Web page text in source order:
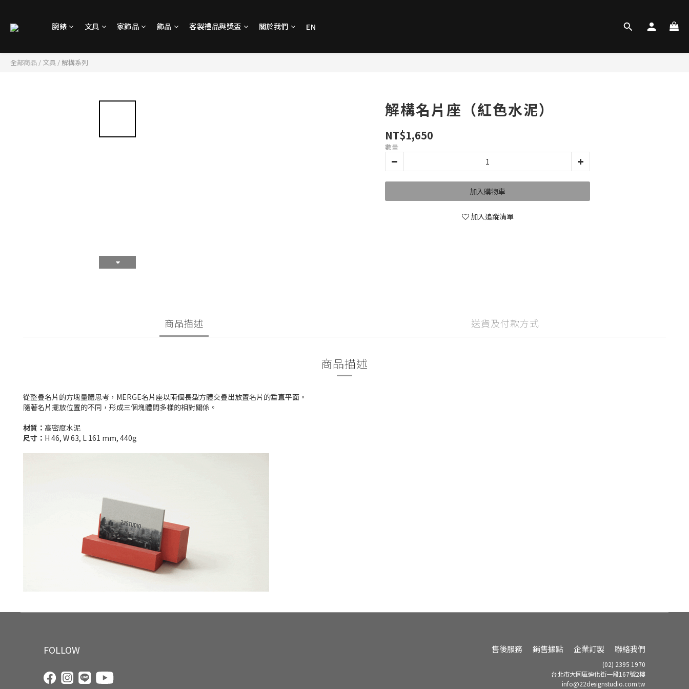
腕錶 文具 家飾品 飾品 客製禮品與獎盃 關於我們 EN
全部商品 / 文具 / 解構系列
解構名片座（紅色水泥）
NT$1,650
數量
加入購物車
加入追蹤清單
商品描述 送貨及付款方式
商品描述
從整疊名片的方塊量體思考，MERGE名片座以兩個長型方體交疊出放置名片的垂直平面。
隨著名片擺放位置的不同，形成三個塊體間多樣的相對關係。
材質： 高密度水泥
尺寸： H 46, W 63, L 161 mm, 440g
FOLLOW 售後服務 銷售據點 企業訂製 聯絡我們
(02) 2395 1970
台北市大同區迪化街一段167號2樓
info@22designstudio.com.tw